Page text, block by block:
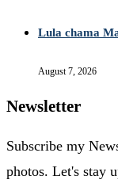
Lula chama
August 7, 2026
Newsletter
Subscribe my
photos. Let's stay